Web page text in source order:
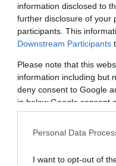
information disclosed to
further disclosure of your
participants. This
Downstream Participants
Please note that this
information including but
deny consent to Google
in below Google consent
Personal Data
I want to opt-out of
Δείτε αυτή τη δημοσίευση